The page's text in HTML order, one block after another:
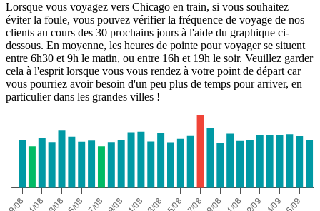
Lorsque vous voyagez vers Chicago en train, si vous souhaitez
éviter la foule, vous pouvez vérifier la fréquence de voyage de nos
clients au cours des 30 prochains jours à l'aide du graphique ci-
dessous. En moyenne, les heures de pointe pour voyager se situent
entre 6h30 et 9h le matin, ou entre 16h et 19h le soir. Veuillez garder
cela à l'esprit lorsque vous vous rendez à votre point de départ car
vous pourriez avoir besoin d'un peu plus de temps pour arriver, en
particulier dans les grandes villes !